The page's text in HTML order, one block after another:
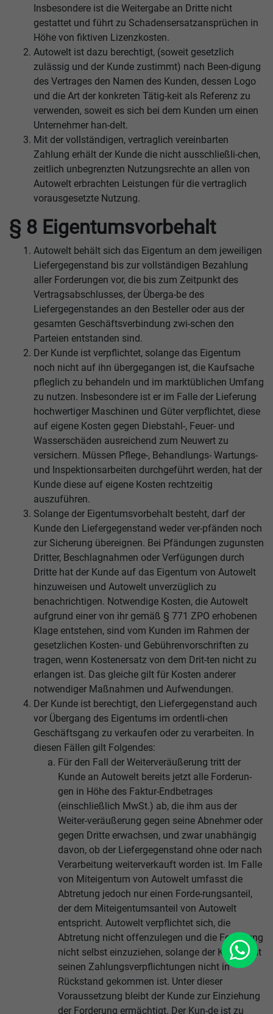
Insbesondere ist die Weitergabe an Dritte nicht
gestattet und führt zu Schadensersatzansprüchen in
Höhe von fiktiven Lizenzkosten.
Autowelt ist dazu berechtigt, (soweit gesetzlich
zulässig und der Kunde zustimmt) nach Been-digung
des Vertrages den Namen des Kunden, dessen Logo
und die Art der konkreten Tätig-keit als Referenz zu
verwenden, soweit es sich bei dem Kunden um einen
Unternehmer han-delt.
Mit der vollständigen, vertraglich vereinbarten
Zahlung erhält der Kunde die nicht ausschließli-chen,
zeitlich unbegrenzten Nutzungsrechte an allen von
Autowelt erbrachten Leistungen für die vertraglich
vorausgesetzte Nutzung.
§ 8 Eigentumsvorbehalt
Autowelt behält sich das Eigentum an dem jeweiligen
Liefergegenstand bis zur vollständigen Bezahlung
aller Forderungen vor, die bis zum Zeitpunkt des
Vertragsabschlusses, der Überga-be des
Liefergegenstandes an den Besteller oder aus der
gesamten Geschäftsverbindung zwi-schen den
Parteien entstanden sind.
Der Kunde ist verpflichtet, solange das Eigentum
noch nicht auf ihn übergegangen ist, die Kaufsache
pfleglich zu behandeln und im marktüblichen Umfang
zu nutzen. Insbesondere ist er im Falle der Lieferung
hochwertiger Maschinen und Güter verpflichtet, diese
auf eigene Kosten gegen Diebstahl-, Feuer- und
Wasserschäden ausreichend zum Neuwert zu
versichern. Müssen Pflege-, Behandlungs- Wartungs-
und Inspektionsarbeiten durchgeführt werden, hat der
Kunde diese auf eigene Kosten rechtzeitig
auszuführen.
Solange der Eigentumsvorbehalt besteht, darf der
Kunde den Liefergegenstand weder ver-pfänden noch
zur Sicherung übereignen. Bei Pfändungen zugunsten
Dritter, Beschlagnahmen oder Verfügungen durch
Dritte hat der Kunde auf das Eigentum von Autowelt
hinzuweisen und Autowelt unverzüglich zu
benachrichtigen. Notwendige Kosten, die Autowelt
aufgrund einer von ihr gemäß § 771 ZPO erhobenen
Klage entstehen, sind vom Kunden im Rahmen der
gesetzlichen Kosten- und Gebührenvorschriften zu
tragen, wenn Kostenersatz von dem Drit-ten nicht zu
erlangen ist. Das gleiche gilt für Kosten anderer
notwendiger Maßnahmen und Aufwendungen.
Der Kunde ist berechtigt, den Liefergegenstand auch
vor Übergang des Eigentums im ordentli-chen
Geschäftsgang zu verkaufen oder zu verarbeiten. In
diesen Fällen gilt Folgendes:
Für den Fall der Weiterveräußerung tritt der
Kunde an Autowelt bereits jetzt alle Forderun-
gen in Höhe des Faktur-Endbetrages
(einschließlich MwSt.) ab, die ihm aus der
Weiter-veräußerung gegen seine Abnehmer oder
gegen Dritte erwachsen, und zwar unabhängig
davon, ob der Liefergegenstand ohne oder nach
Verarbeitung weiterverkauft worden ist. Im Falle
von Miteigentum von Autowelt umfasst die
Abtretung jedoch nur einen Forde-rungsanteil,
der dem Miteigentumsanteil von Autowelt
entspricht. Autowelt verpflichtet sich, die
Abtretung nicht offenzulegen und die Forderung
nicht selbst einzuziehen, solange der Kunde mit
seinen Zahlungsverpflichtungen nicht in
Rückstand gekommen ist. Unter dieser
Voraussetzung bleibt der Kunde zur Einziehung
der Forderung ermächtigt. Der Kun-de ist zu
WhatsApp